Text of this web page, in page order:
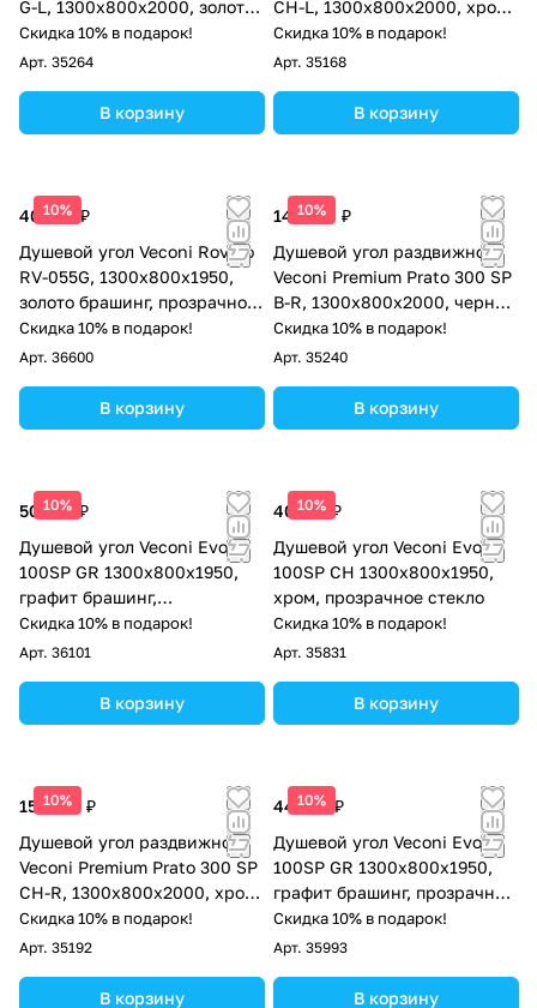
G-L, 1300х800x2000, золото
брашированный, стекло
прозрачное
Скидка 10% в подарок!
Арт. 35264
В корзину
CH-L, 1300х800x2000, хром,
стекло прозрачное
Скидка 10% в подарок!
Арт. 35168
В корзину
10%
40 556 ₽
Душевой угол Veconi Rovigo
RV-055G, 1300х800х1950,
золото брашинг, прозрачное
стекло
Скидка 10% в подарок!
Арт. 36600
В корзину
10%
149 124 ₽
Душевой угол раздвижной
Veconi Premium Prato 300 SP
B-R, 1300х800x2000, черный
матовый, стекло прозрачное
Скидка 10% в подарок!
Арт. 35240
В корзину
10%
50 345 ₽
Душевой угол Veconi Evo
100SP GR 1300х800x1950,
графит брашинг,
тонированное стекло
Скидка 10% в подарок!
Арт. 36101
В корзину
10%
40 174 ₽
Душевой угол Veconi Evo
100SP CH 1300х800x1950,
хром, прозрачное стекло
Скидка 10% в подарок!
Арт. 35831
В корзину
10%
151 308 ₽
Душевой угол раздвижной
Veconi Premium Prato 300 SP
CH-R, 1300х800x2000, хром,
стекло прозрачное
Скидка 10% в подарок!
Арт. 35192
В корзину
10%
44 887 ₽
Душевой угол Veconi Evo
100SP GR 1300х800x1950,
графит брашинг, прозрачное
стекло
Скидка 10% в подарок!
Арт. 35993
В корзину